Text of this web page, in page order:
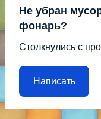
Не убран
фонарь?
Столкнулись с
Написать